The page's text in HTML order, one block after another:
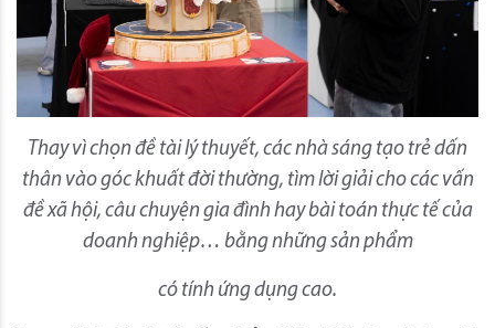
Thay vì chọn đề tài lý thuyết, các nhà sáng tạo trẻ dấn
thân vào góc khuất đời thường, tìm lời giải cho các vấn
đề xã hội, câu chuyện gia đình hay bài toán thực tế của
doanh nghiệp… bằng những sản phẩm
có tính ứng dụng cao.